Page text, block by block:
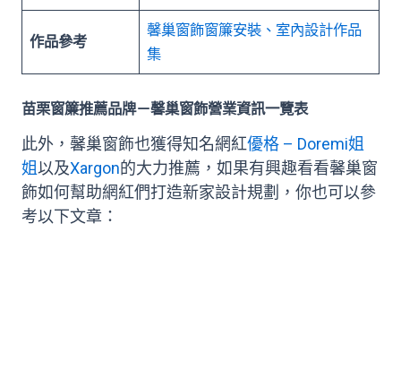
作品參考
馨巢窗飾窗簾安裝、室內設計作品
集
苗栗窗簾推薦品牌－馨巢窗飾營業資訊一覽表
此外，馨巢窗飾也獲得知名網紅優格 – Doremi姐
姐以及Xargon的大力推薦，如果有興趣看看馨巢窗
飾如何幫助網紅們打造新家設計規劃，你也可以參
考以下文章：